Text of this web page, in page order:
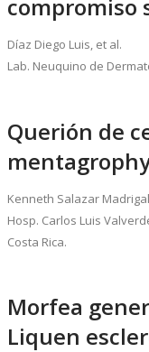
compromiso
Díaz Diego Luis, et al.
Lab. Neuquino de
Querión de
Kenneth Salazar
Hosp. Carlos Luis
Costa Rica.
Morfea
Liquen